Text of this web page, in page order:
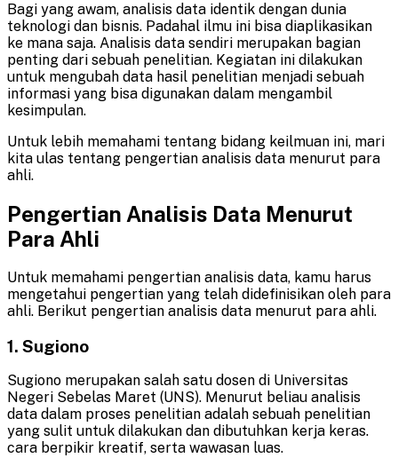
Bagi yang awam, analisis data identik dengan dunia
teknologi dan bisnis. Padahal ilmu ini bisa diaplikasikan
ke mana saja. Analisis data sendiri merupakan bagian
penting dari sebuah penelitian. Kegiatan ini dilakukan
untuk mengubah data hasil penelitian menjadi sebuah
informasi yang bisa digunakan dalam mengambil
kesimpulan.
Untuk lebih memahami tentang bidang keilmuan ini, mari
kita ulas tentang pengertian analisis data menurut para
ahli.
Pengertian Analisis Data Menurut
Para Ahli
Untuk memahami pengertian analisis data, kamu harus
mengetahui pengertian yang telah didefinisikan oleh para
ahli. Berikut pengertian analisis data menurut para ahli.
1. Sugiono
Sugiono merupakan salah satu dosen di Universitas
Negeri Sebelas Maret (UNS). Menurut beliau analisis
data dalam proses penelitian adalah sebuah penelitian
yang sulit untuk dilakukan dan dibutuhkan kerja keras.
cara berpikir kreatif, serta wawasan luas.